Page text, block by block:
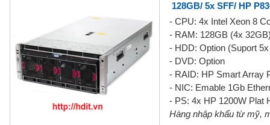
128GB/ 5x SFF/ HP
- CPU: 4x Intel Xeon 8
- RAM: 128GB (4x
- HDD: Option (Suport
- DVD: Option
- RAID: HP Smart Array
- NIC: Emable 1Gb
- PS: 4x HP 1200W Plat
Hàng nhập khẩu từ mỹ,